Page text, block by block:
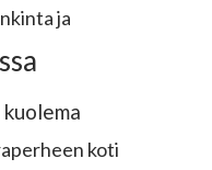
ja
koti